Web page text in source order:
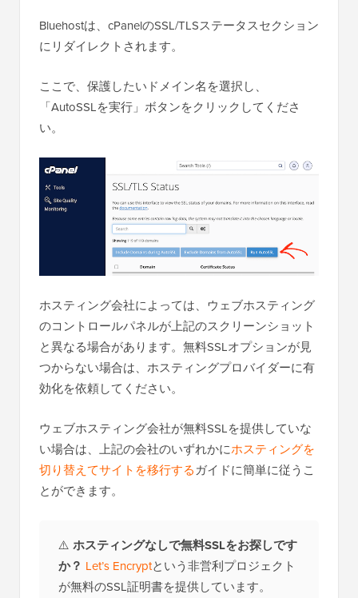
Bluehostは、cPanelのSSL/TLSステータスセクション
にリダイレクトされます。
ここで、保護したいドメイン名を選択し、
「AutoSSLを実行」ボタンをクリックしてくださ
い。
ホスティング会社によっては、ウェブホスティング
のコントロールパネルが上記のスクリーンショット
と異なる場合があります。無料SSLオプションが見
つからない場合は、ホスティングプロバイダーに有
効化を依頼してください。
ウェブホスティング会社が無料SSLを提供していな
い場合は、上記の会社のいずれかにホスティングを
切り替えてサイトを移行するガイドに簡単に従うこ
とができます。
⚠️ ホスティングなしで無料SSLをお探しです
か？ Let’s Encryptという非営利プロジェクト
が無料のSSL証明書を提供しています。